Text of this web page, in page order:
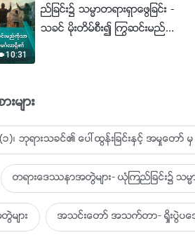
10:31
ည္ျခင္း၌ သမၼာတရားရွာေဖြျခင္း -
သခင္ မိုးတိမ္စီး၍ ႂကြဆင္းမည္ကို
းမ်ား
ဘုရားသခင္၏ ေပၚထြန္းျခင္းႏွင့္ အမႈေတာ္ မွ
တရားေဒႆနာအတြဲမ်ား- ယုံၾကည္ျခင္း၌ သမၼာတ
မ်ား အသင္းေတာ္ အသက္တာ- ရႈိးပြဲ